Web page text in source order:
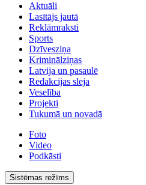
Aktuāli
Lasītājs jautā
Reklāmraksti
Sports
Dzīvesziņa
Kriminālziņas
Latvija un pasaulē
Redakcijas sleja
Veselība
Projekti
Tukumā un novadā
Foto
Video
Podkāsti
Sistēmas režīms